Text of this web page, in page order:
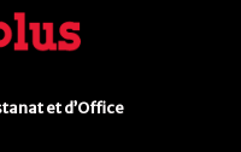
et d’Office